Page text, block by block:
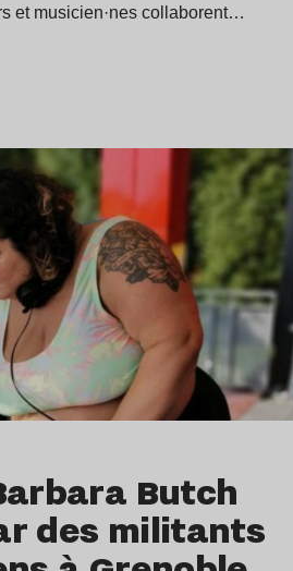
et musicien·nes collaborent…
Butch
des militants